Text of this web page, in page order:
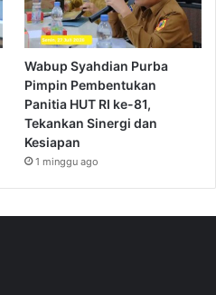
Wabup Syahdian Purba
Pimpin Pembentukan
Panitia HUT RI ke-81,
Tekankan Sinergi dan
Kesiapan
1 minggu ago